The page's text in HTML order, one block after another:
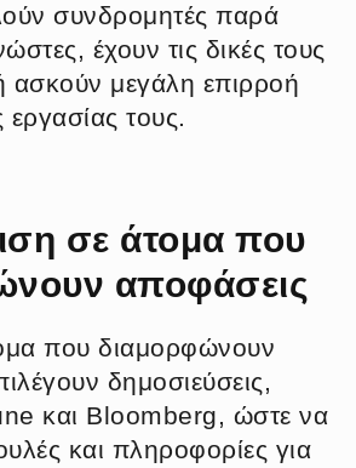
συνδρομητές παρά
έχουν τις δικές τους
ασκούν μεγάλη επιρροή
τους.
σε άτομα που
αποφάσεις
που διαμορφώνουν
δημοσιεύσεις,
και Bloomberg, ώστε να
και πληροφορίες για